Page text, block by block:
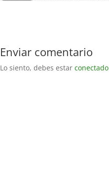
Enviar comentario
Lo siento, debes estarconectado